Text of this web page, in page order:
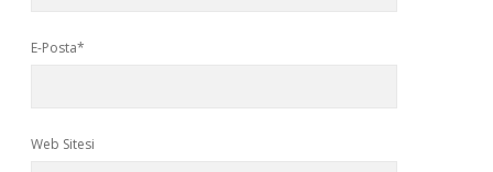
E-Posta*
Web Sitesi